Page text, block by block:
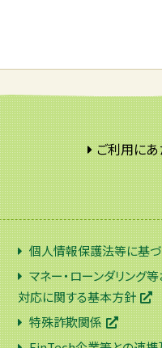
ご利用にあ
個人情報保護法等に基
マネー・ローンダリング
対応に関する基本方針
特殊詐欺関係